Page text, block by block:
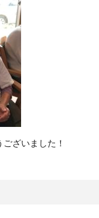
ざいました！